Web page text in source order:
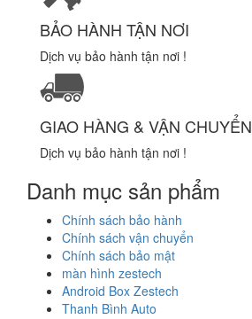
BẢO HÀNH TẬN NƠI
Dịch vụ bảo hành tận nơi !
GIAO HÀNG & VẬN CHUYỂN
Dịch vụ bảo hành tận nơi !
Danh mục sản phẩm
Chính sách bảo hành
Chính sách vận chuyển
Chính sách bảo mật
màn hình zestech
Android Box Zestech
Thanh Bình Auto